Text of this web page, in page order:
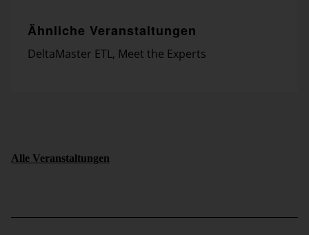
Ähnliche Veranstaltungen
DeltaMaster ETL, Meet the Experts
Alle Veranstaltungen